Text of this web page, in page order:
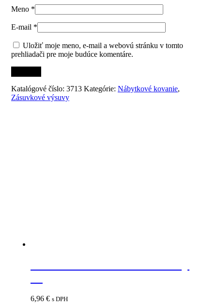
Meno *
E-mail *
Uložiť moje meno, e-mail a webovú stránku v tomto
prehliadači pre moje budúce komentáre.
Katalógové číslo: 3713 Kategórie: Nábytkové kovanie,
Zásuvkové výsuvy
6,96 € s DPH